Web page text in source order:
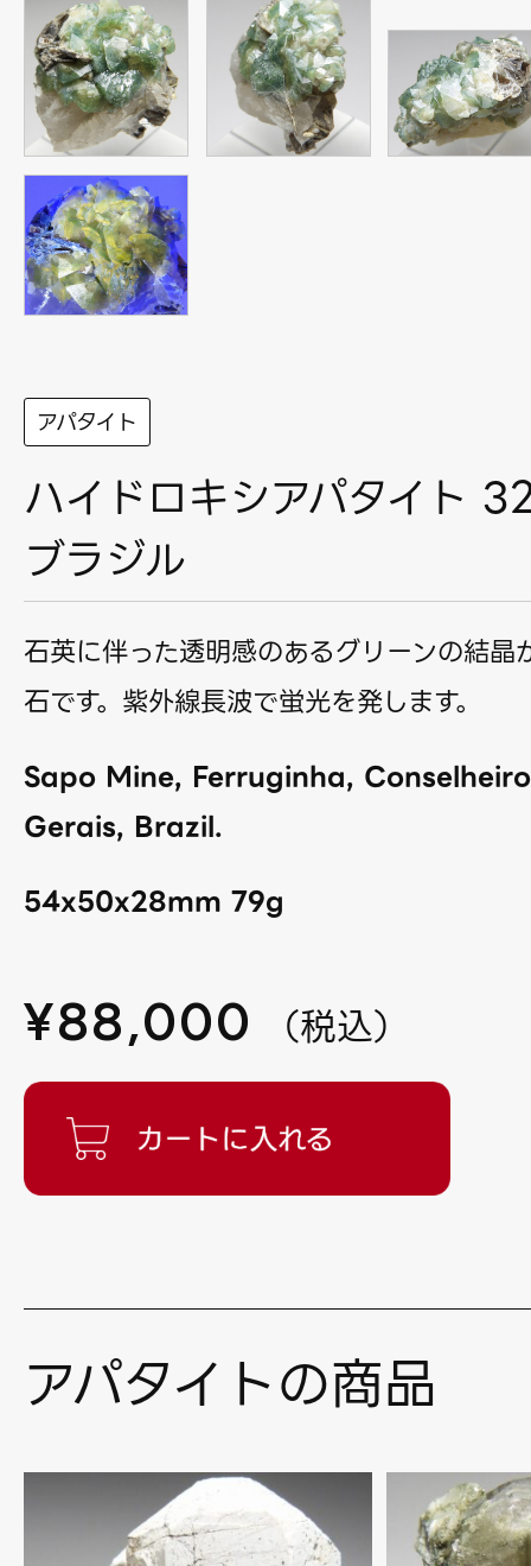
アパタイト
ハイドロキシアパタイト
ブラジル
石英に伴った透明感のあるグリーンの結晶
石です。紫外線長波で蛍光を発します。
Sapo Mine, Ferruginha,
Gerais, Brazil.
54x50x28mm 79g
¥88,000 （税込）
アパタイトの商品